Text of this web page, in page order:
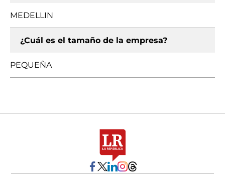
MEDELLIN
¿Cuál es el tamaño de la empresa?
PEQUEÑA